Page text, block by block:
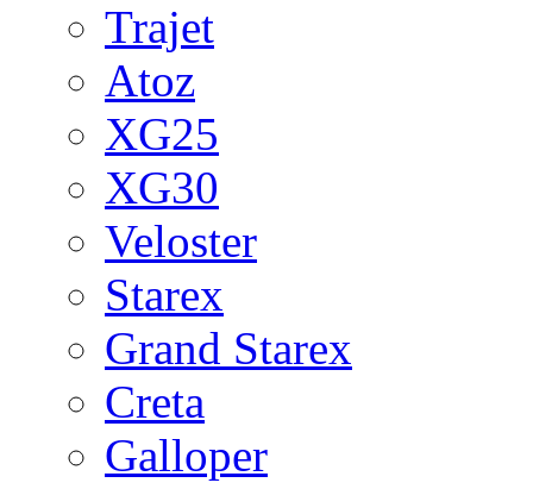
Trajet
Atoz
XG25
XG30
Veloster
Starex
Grand Starex
Creta
Galloper